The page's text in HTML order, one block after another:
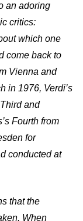
an adoring
critics:
which one
come back to
Vienna and
in 1976, Verdi’s
and
Fourth from
for
conducted at
that the
When